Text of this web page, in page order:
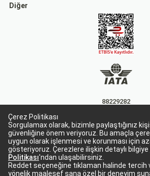
Çerez Politikası
Sorgulamax olarak, bizimle paylaştığınız
güvenliğine önem veriyoruz. Bu amaçla
uygun olarak işlenmesi ve korunması için
gösteriyoruz. Çerezlere ilişkin detaylı bilgiye
Politikası'ndan ulaşabilirsiniz.
Reddet seçeneğine tıklaman halinde tercih
yönelik maalesef sana özel bir deneyim
Diğer
88229282
15863